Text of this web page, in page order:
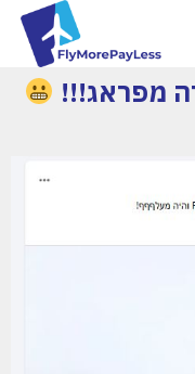
מפראג!!!